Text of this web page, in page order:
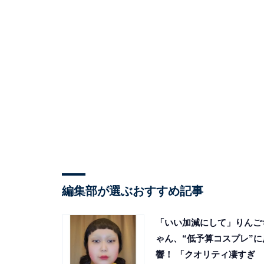
編集部が選ぶおすすめ記事
「いい加減にして」りんご
ゃん、“低予算コスプレ”に
響！ 「クオリティ凄すぎ